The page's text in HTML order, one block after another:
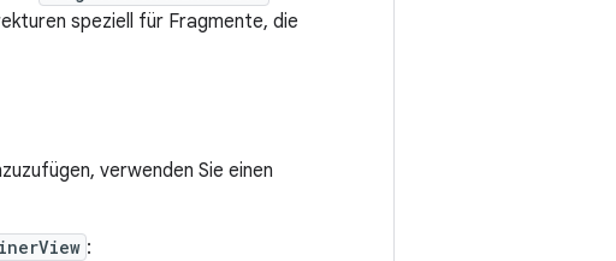
speziell für Fragmente, die
verwenden Sie einen
: